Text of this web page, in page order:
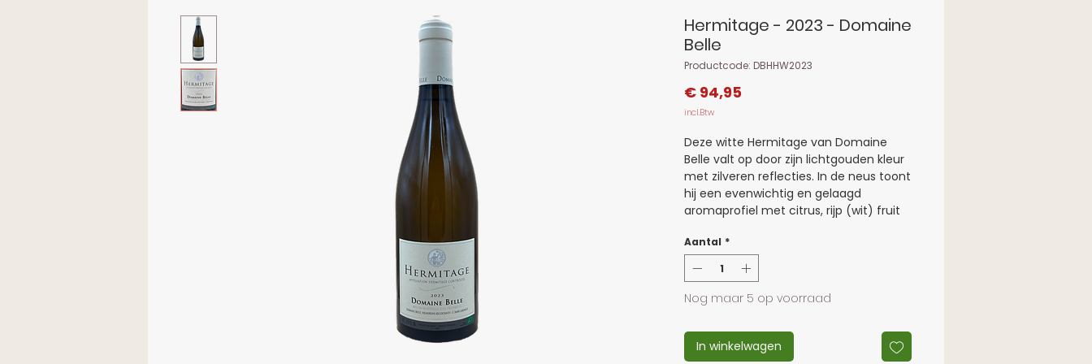
Hermitage - 2023 - Domaine
Belle
Productcode: DBHHW2023
€ 94,95
incl.Btw
Deze witte Hermitage van Domaine
Belle valt op door zijn lichtgouden kleur
met zilveren reflecties. In de neus toont
hij een evenwichtig en gelaagd
aromaprofiel met citrus, rijp (wit) fruit
In de mond blijft die stijl mooi
doorlopen: rijk en vol, maar met
spanning en frisheid die de wijn in
balans houden. Een fijne, lichte
lengte en maakt het geheel elegant en
precies.
Aantal *
Nog maar 5 op voorraad
In winkelwagen